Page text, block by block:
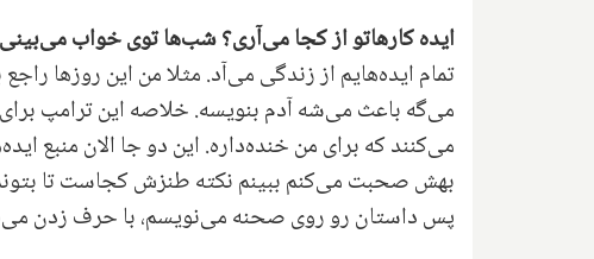
ایده کارهاتو از کجا می‌آری؟ شب‌ها توی خواب
تمام ایده‌هایم از زندگی می‌آد. مثلا من این
می‌کنند که برای من خنده‌داره. این دو جا الان
بهش صحبت می‌کنم ببینم نکته طنزش کجاست تا
پس داستان رو روی صحنه می‌نویسم، با حرف زدن